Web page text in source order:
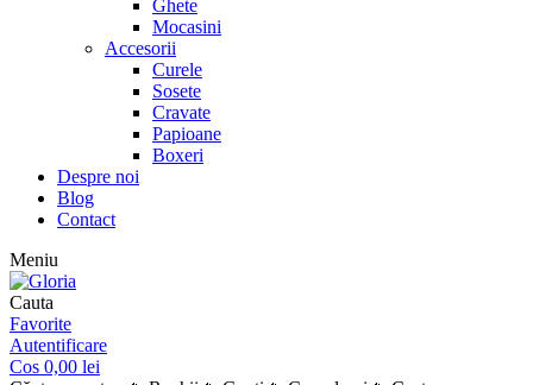
Ghete
Mocasini
Accesorii
Curele
Sosete
Cravate
Papioane
Boxeri
Despre noi
Blog
Contact
Meniu
Cauta
Favorite
Autentificare
Cos 0,00 lei